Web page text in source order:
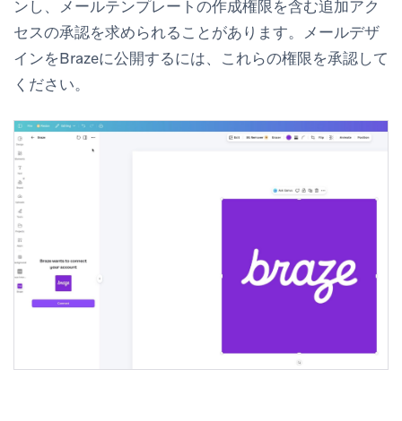
ンし、 メールテンプレートの作成権限を含む追加アク
セスの承認を求められることがあります。メールデザ
インをBrazeに公開するには、これらの権限を承認して
ください。